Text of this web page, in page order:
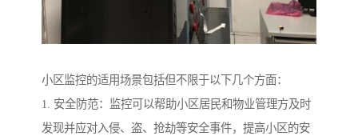
小区监控的适用场景包括但不限于以下几个方面：
1. 安全防范：监控可以帮助小区居民和物业管理方及时
发现并应对入侵、盗、抢劫等安全事件，提高小区的安